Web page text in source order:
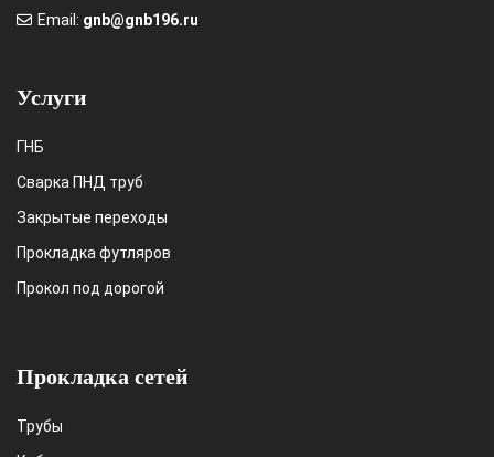
Email: gnb@gnb196.ru
Услуги
ГНБ
Сварка ПНД труб
Закрытые переходы
Прокладка футляров
Прокол под дорогой
Прокладка сетей
Трубы